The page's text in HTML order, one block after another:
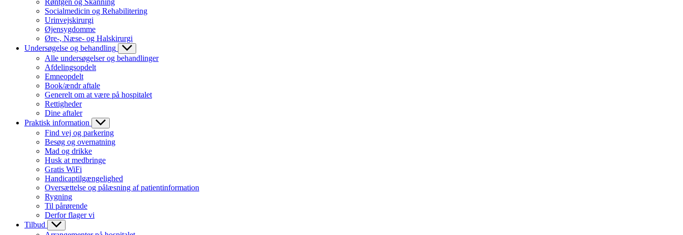
Røntgen og Skanning
Socialmedicin og Rehabilitering
Urinvejskirurgi
Øjensygdomme
Øre-, Næse- og Halskirurgi
Undersøgelse og behandling
Alle undersøgelser og behandlinger
Afdelingsopdelt
Emneopdelt
Book/ændr aftale
Generelt om at være på hospitalet
Rettigheder
Dine aftaler
Praktisk information
Find vej og parkering
Besøg og overnatning
Mad og drikke
Husk at medbringe
Gratis WiFi
Handicaptilgængelighed
Oversættelse og pålæsning af patientinformation
Rygning
Til pårørende
Derfor flager vi
Tilbud